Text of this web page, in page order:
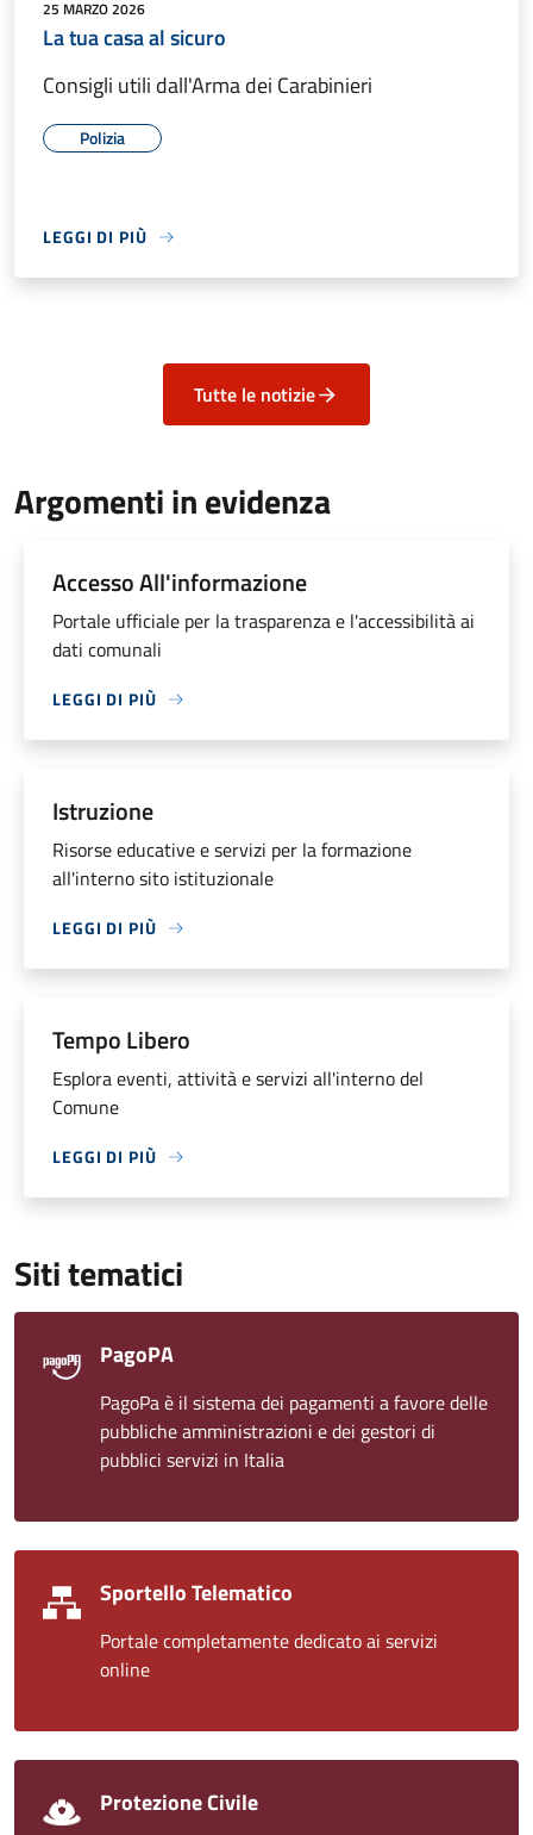
25 MARZO 2026
La tua casa al sicuro
Consigli utili dall'Arma dei Carabinieri
Polizia
LEGGI DI PIÙ
Tutte le notizie
Argomenti in evidenza
Accesso All'informazione
Portale ufficiale per la trasparenza e l'accessibilità ai
dati comunali
LEGGI DI PIÙ
Istruzione
Risorse educative e servizi per la formazione
all'interno sito istituzionale
LEGGI DI PIÙ
Tempo Libero
Esplora eventi, attività e servizi all'interno del
Comune
LEGGI DI PIÙ
Siti tematici
PagoPA
PagoPa è il sistema dei pagamenti a favore delle
pubbliche amministrazioni e dei gestori di
pubblici servizi in Italia
Sportello Telematico
Portale completamente dedicato ai servizi
online
Protezione Civile